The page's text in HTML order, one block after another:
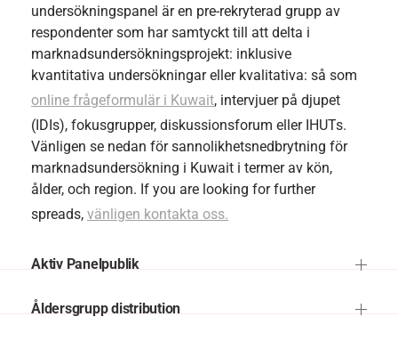
undersökningspanel är en pre-rekryterad grupp av
respondenter som har samtyckt till att delta i
marknadsundersökningsprojekt: inklusive
kvantitativa undersökningar eller kvalitativa: så som
online frågeformulär i Kuwait, intervjuer på djupet
(IDIs), fokusgrupper, diskussionsforum eller IHUTs.
Vänligen se nedan för sannolikhetsnedbrytning för
marknadsundersökning i Kuwait i termer av kön,
ålder, och region. If you are looking for further
spreads, vänligen kontakta oss.
Aktiv Panelpublik
Åldersgrupp distribution